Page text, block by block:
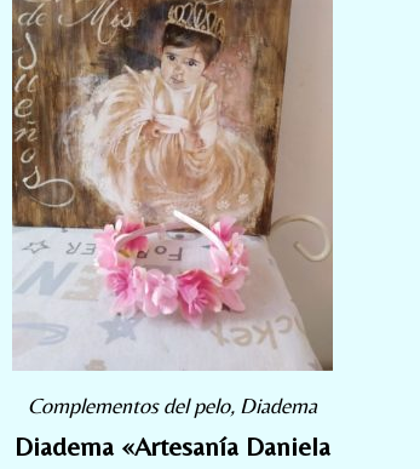
Complementos del pelo, Diadema
Diadema «Artesanía Daniela